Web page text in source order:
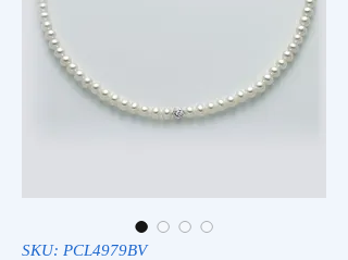
SKU: PCL4979BV